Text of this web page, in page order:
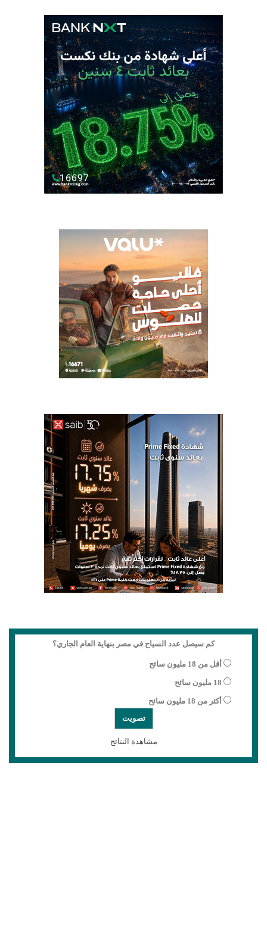
كم سيصل عدد السياح في مصر بنهاية العام الجاري؟
أقل من 18 مليون سائح
18 مليون سائح
أكثر من 18 مليون سائح
مشاهدة النتائج